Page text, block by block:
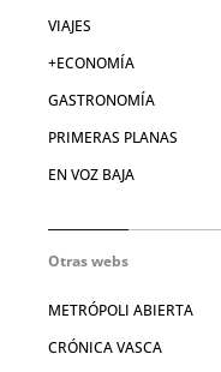
VIAJES
+ECONOMÍA
GASTRONOMÍA
PRIMERAS PLANAS
EN VOZ BAJA
Otras webs
METRÓPOLI ABIERTA
CRÓNICA VASCA